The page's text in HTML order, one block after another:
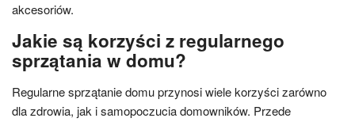
akcesoriów.
Jakie są korzyści z regularnego
sprzątania w domu?
Regularne sprzątanie domu przynosi wiele korzyści zarówno
dla zdrowia, jak i samopoczucia domowników. Przede